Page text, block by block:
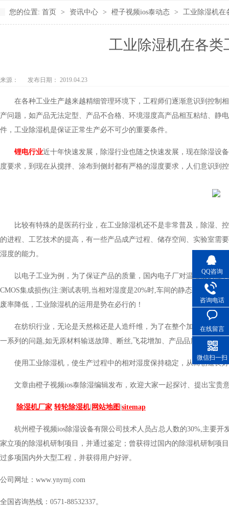
您的位置: 首页 > 资讯中心 > 橙子视频ios泰动态 > 工业除湿机在
工业除湿机在各类
来源： 发布日期： 2019.04.23
在各种工业生产越来越精细管理环境下，工程师们逐渐意识到控
产问题，如产品无法定型、产品不合格、环境湿度高产品相互粘结、静电
件，工业除湿机是保证正常生产必不可少的重要条件。
锂电行业近十年快速发展，除湿行业也随之快速发展，现在除湿
度要求，到现在从搅拌、涂布到侧封都有严格的湿度要求，人们意识
比较有特殊的是医药行业，在工业除湿机还不是非常普及，除湿
的进程、工艺技术的提高，有一些产品成产过程、储存空间、实
湿度的能力。
以电子工业为例，为了保证产品的质量，国内电子厂对温湿度的控
CMOS集成损伤(注:测试表明 当相对湿度是20%时 车间的静态电压10000
废率降低，工业除湿机的运用是势在必行的！
在纺织行业，无论是天然棉还是人造纤维，为了在整个加工过程
一系列的问题 如无原材料输送故障 、断丝 ,飞花增加、产品品质下降等
使用工业除湿机，使生产过程中的相对湿度保持稳定，从而创造良好
文章由橙子视频ios泰除湿编辑发布，欢迎大家一起探讨、提出宝贵意
除湿机厂家 转轮除湿机| 网站地图 sitemap
杭州橙子视频ios除湿设备有限公司技术人员占总人数的30%, 主要开
家立项的除湿机研制项目，并通过鉴定；曾获得过国内的除湿机研制项
过多项国内外大型工程，并获得用户好评。
公司网址： www.ynymj.com
全国咨询热线： 0571-88532337。
QQ咨询
咨询电话
在线留言
微信扫一扫